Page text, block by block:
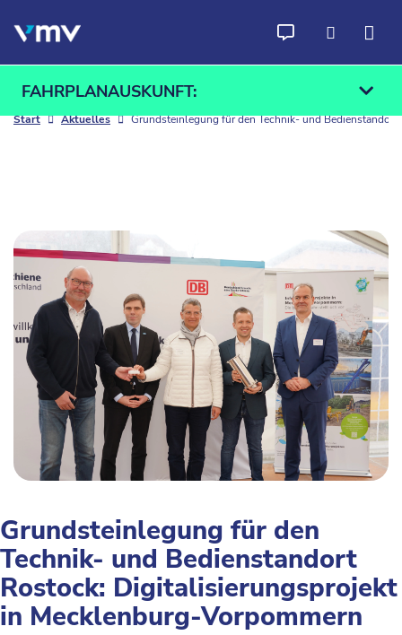
FAHRPLANAUSKUNFT:
Start Aktuelles Grundsteinlegung für den Technik- und
Grundsteinlegung für den
Technik- und Bedienstandort
Rostock: Digitalisierungsprojekt
in Mecklenburg-Vorpommern